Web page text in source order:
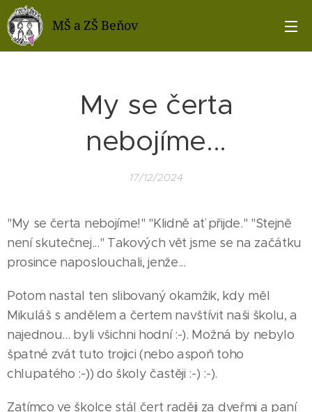
MŠ a ZŠ Beňov
My se čerta
nebojíme...
17/12/2024
"My se čerta nebojíme!" "Klidně ať přijde." "Stejně
není skutečnej..." Takových vět jsme se na začátku
prosince naposlouchali, jenže...
Potom nastal ten slibovaný okamžik, kdy měl
Mikuláš s andělem a čertem navštívit naši školu, a
najednou... byli všichni hodní :-). Možná by nebylo
špatné zvát tuto trojici (nebo aspoň toho
chlupatého :-)) do školy častěji :-) :-).
Zatímco ve školce stál čert raději za dveřmi a paní